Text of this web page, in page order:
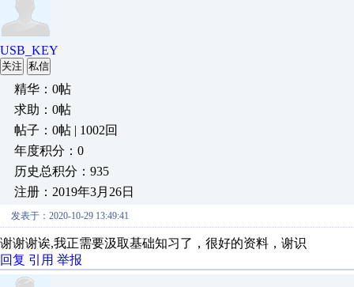
USB_KEY
关注 私信
精华：0帖
求助：0帖
帖子：0帖 | 1002回
年度积分：0
历史总积分：935
注册：2019年3月26日
发表于：2020-10-29 13:49:41
谢谢谢诶,我正需要汲取基础知习了，很好的资料，谢识
回复 引用 举报